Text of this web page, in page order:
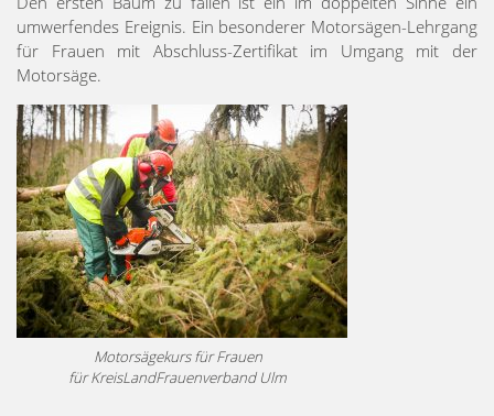
umwerfendes Ereignis. Ein besonderer Motorsägen-Lehrgang
für Frauen mit Abschluss-Zertifikat im Umgang mit der
Motorsäge.
Motorsägekurs für Frauen
für KreisLandFrauenverband Ulm